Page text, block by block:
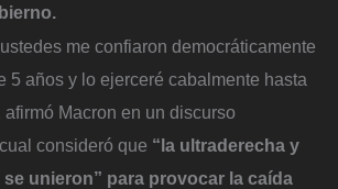
me confiaron democráticamente
5 años y lo ejerceré cabalmente hasta
afirmó Macron en un discurso
consideró que “la ultraderecha y
se unieron” para provocar la caída